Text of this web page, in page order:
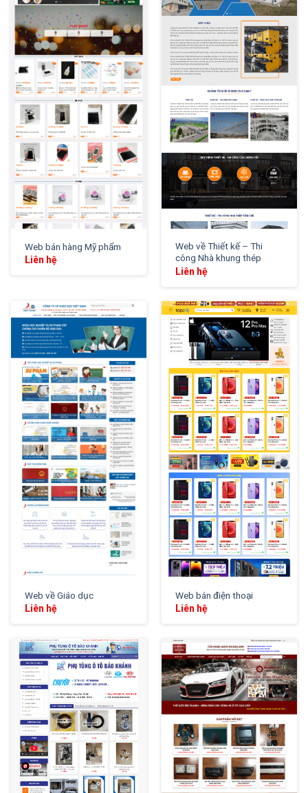
Web bán hàng Mỹ phẩm
Liên hệ
XEM THỬ
Web về Thiết kế – Thi
công Nhà khung thép
Liên hệ
XEM THỬ
Web về Giáo dục
Liên hệ
XEM THỬ
Web bán điện thoại
Liên hệ
XEM THỬ
XEM THỬ XEM THỬ